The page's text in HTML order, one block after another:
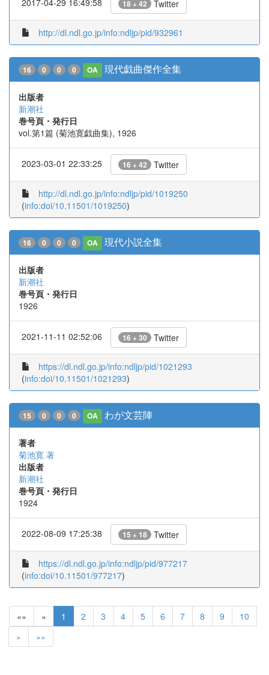
18 + 42 Twitter
http://dl.ndl.go.jp/info:ndljp/pid/932961
16 0 0 0 OA 現代戯曲傑作全集
出版者
新潮社
巻号頁・発行日
vol.第1篇 (菊池寛戯曲集), 1926
2023-03-01 22:33:25 16 + 42 Twitter
http://dl.ndl.go.jp/info:ndljp/pid/1019250
(info:doi/10.11501/1019250)
16 0 0 0 OA 現代小説全集
出版者
新潮社
巻号頁・発行日
1926
2021-11-11 02:52:06 16 + 30 Twitter
https://dl.ndl.go.jp/info:ndljp/pid/1021293
(info:doi/10.11501/1021293)
15 0 0 0 OA わが文芸陣
著者
菊池寛 著
出版者
新潮社
巻号頁・発行日
1924
2022-08-09 17:25:38 15 + 18 Twitter
https://dl.ndl.go.jp/info:ndljp/pid/977217
(info:doi/10.11501/977217)
«« « 1 2 3 4 5 6 7 8 9
10
»
»»